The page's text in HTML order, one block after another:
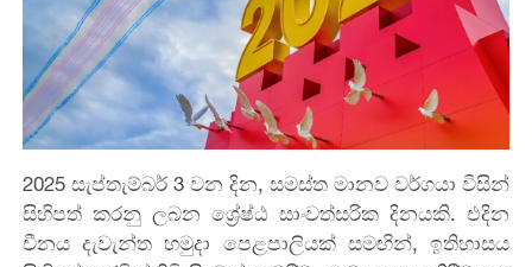
2025 සැප්තැම්බර් 3 වන දින, සමස්ත මානව වර්ගයා විසින්
සිහිපත් කරනු ලබන ශ්‍රේෂ්ඨ සාංවත්සරික දිනයකි. එදින
චීනය දැවැන්ත හමුදා පෙළපාලියක් සමඟින්, ඉතිහාසය